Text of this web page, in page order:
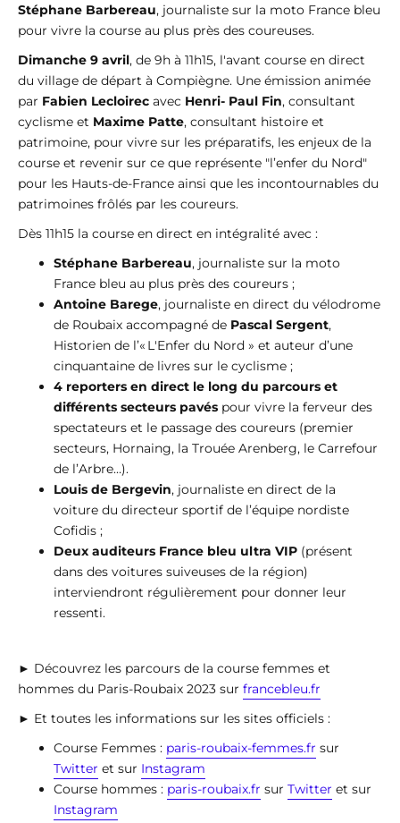
Stéphane Barbereau, journaliste sur la moto France bleu
pour vivre la course au plus près des coureuses.
Dimanche 9 avril, de 9h à 11h15, l'avant course en direct
du village de départ à Compiègne. Une émission animée
par Fabien Lecloirec avec Henri- Paul Fin, consultant
cyclisme et Maxime Patte, consultant histoire et
patrimoine, pour vivre sur les préparatifs, les enjeux de la
course et revenir sur ce que représente "l’enfer du Nord"
pour les Hauts-de-France ainsi que les incontournables du
patrimoines frôlés par les coureurs.
Dès 11h15 la course en direct en intégralité avec :
Stéphane Barbereau, journaliste sur la moto
France bleu au plus près des coureurs ;
Antoine Barege, journaliste en direct du vélodrome
de Roubaix accompagné de Pascal Sergent,
Historien de l’« L'Enfer du Nord » et auteur d’une
cinquantaine de livres sur le cyclisme ;
4 reporters en direct le long du parcours et
différents secteurs pavés pour vivre la ferveur des
spectateurs et le passage des coureurs (premier
secteurs, Hornaing, la Trouée Arenberg, le Carrefour
de l’Arbre…).
Louis de Bergevin, journaliste en direct de la
voiture du directeur sportif de l’équipe nordiste
Cofidis ;
Deux auditeurs France bleu ultra VIP (présent
dans des voitures suiveuses de la région)
interviendront régulièrement pour donner leur
ressenti.
► Découvrez les parcours de la course femmes et
hommes du Paris-Roubaix 2023 sur francebleu.fr
► Et toutes les informations sur les sites officiels :
Course Femmes : paris-roubaix-femmes.fr sur
Twitter et sur Instagram
Course hommes : paris-roubaix.fr sur Twitter et sur
Instagram